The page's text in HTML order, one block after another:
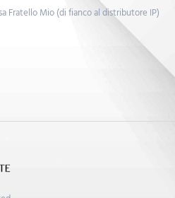
Fratello Mio (di fianco al distributore IP)